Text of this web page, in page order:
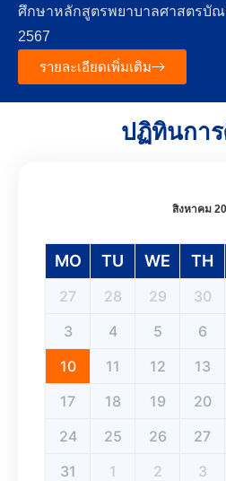
ศึกษาหลักสูตรพยาบาลศาสตรบั
2567
รายละเอียดเพิ่มเติม
ปฏิทินกา
สิงหาคม
MO TU WE TH
27 28 29 30
3
4 5 6
10
11 12 13
17
18 19 20
24
25 26 27
31
1 2 3